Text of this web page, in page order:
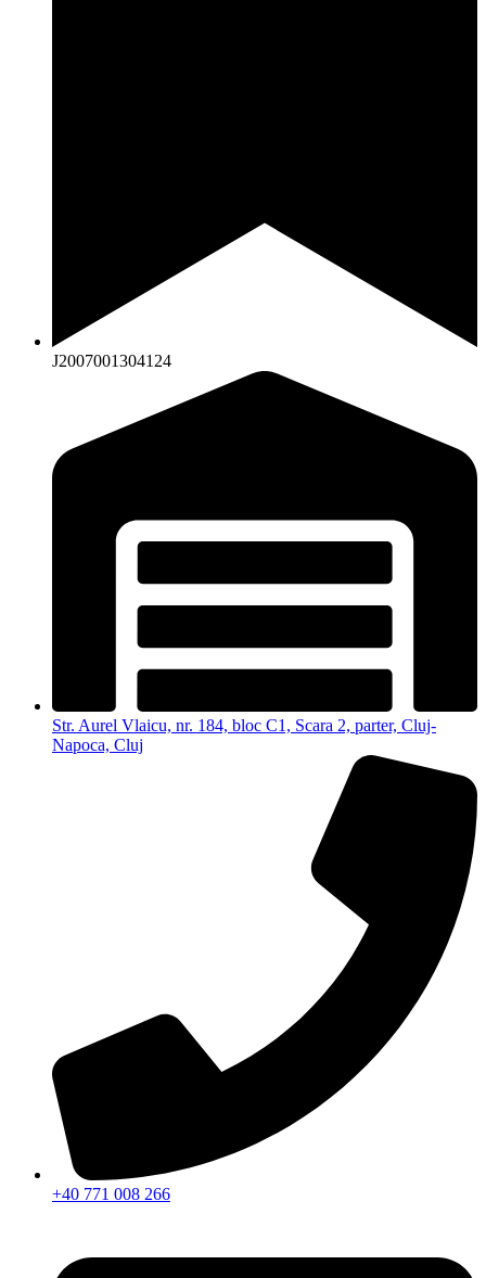
J2007001304124
Str. Aurel Vlaicu, nr. 184, bloc C1, Scara 2, parter, Cluj-
Napoca, Cluj
+40 771 008 266